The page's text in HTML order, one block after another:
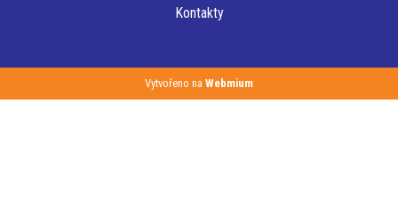
Kontakty
Vytvořeno na Webmium